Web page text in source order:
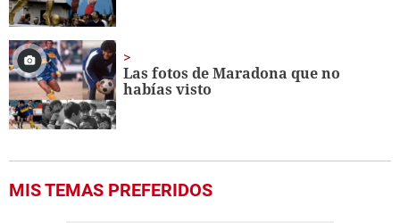
Las fotos de Maradona que no
habías visto
MIS TEMAS PREFERIDOS